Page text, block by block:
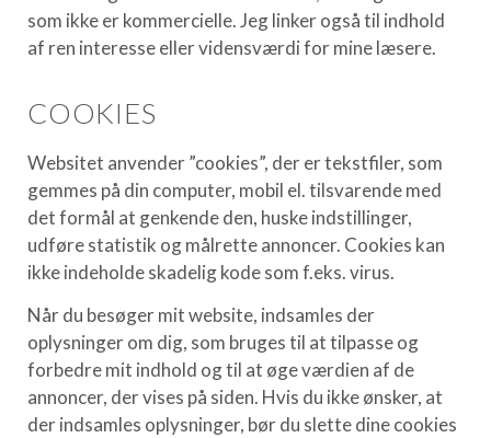
som ikke er kommercielle. Jeg linker også til indhold
af ren interesse eller vidensværdi for mine læsere.
COOKIES
Websitet anvender ”cookies”, der er tekstfiler, som
gemmes på din computer, mobil el. tilsvarende med
det formål at genkende den, huske indstillinger,
udføre statistik og målrette annoncer. Cookies kan
ikke indeholde skadelig kode som f.eks. virus.
Når du besøger mit website, indsamles der
oplysninger om dig, som bruges til at tilpasse og
forbedre mit indhold og til at øge værdien af de
annoncer, der vises på siden. Hvis du ikke ønsker, at
der indsamles oplysninger, bør du slette dine cookies